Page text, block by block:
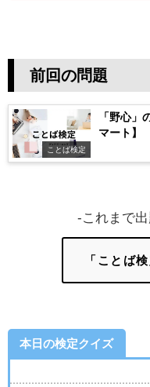
前回の問題
ことば検定
「野心」
マート】
-これまで
「ことば
本日の検定クイズ